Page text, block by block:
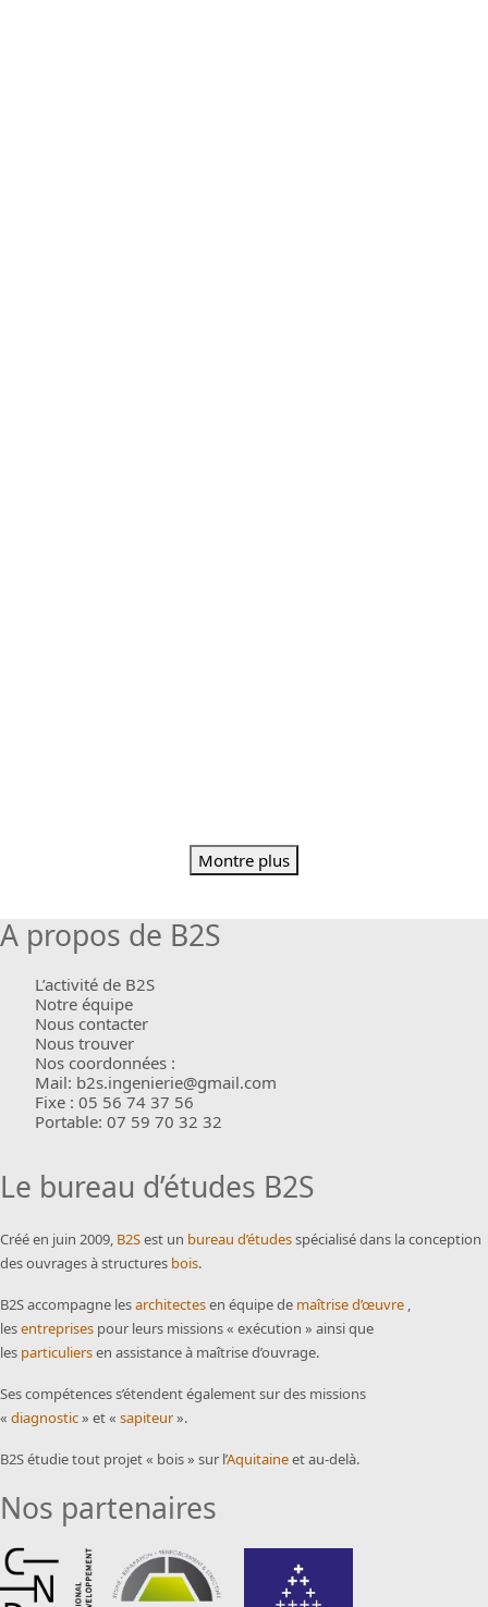
Montre plus
A propos de B2S
L’activité de B2S
Notre équipe
Nous contacter
Nous trouver
Nos coordonnées :
Mail: b2s.ingenierie@gmail.com
Fixe : 05 56 74 37 56
Portable: 07 59 70 32 32
Le bureau d’études B2S
Créé en juin 2009, B2Sest un bureau d’étudesspécialisé dans la conception
des ouvrages à structures bois.
B2S accompagne lesarchitectesen équipe de maîtrise d’œuvre ,
lesentreprises pour leurs missions « exécution » ainsi que
les particuliersen assistance à maîtrise d’ouvrage.
Ses compétences s’étendent également sur des missions
« diagnostic» et « sapiteur».
B2S étudie tout projet « bois » sur l’Aquitaineet au-delà.
Nos partenaires